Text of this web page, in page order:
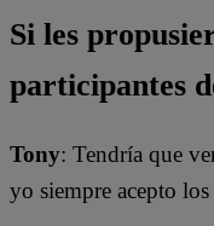
Si les
participantes
Tony: Tendría que
yo siempre acepto